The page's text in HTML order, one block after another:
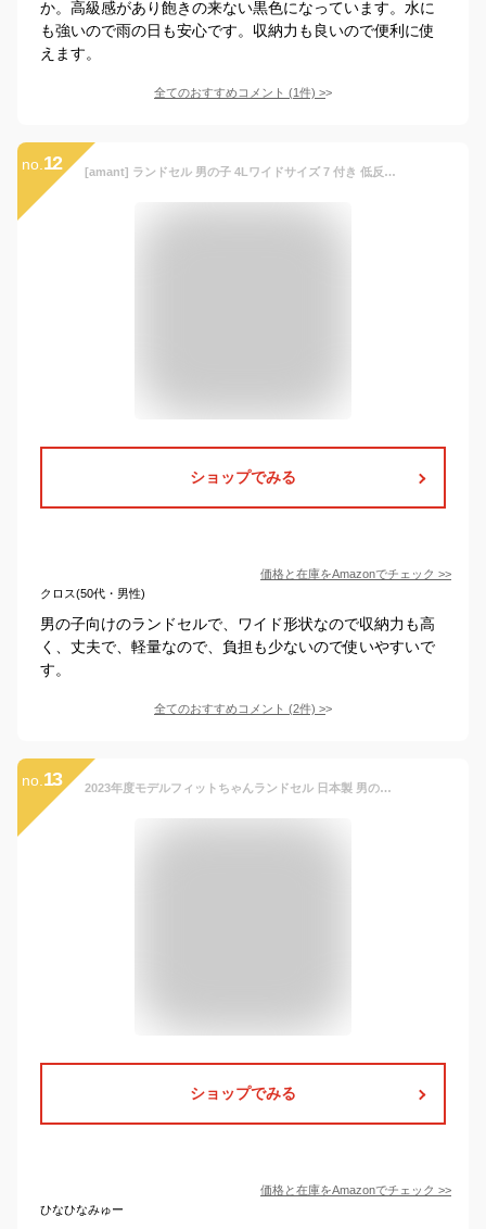
か。高級感があり飽きの来ない黒色になっています。水に
も強いので雨の日も安心です。収納力も良いので便利に使
えます。
全てのおすすめコメント (1件) >
no. 12 [amant] ランドセル 男の子 4Lワイドサイズ 7 付き 低反発クッション 60mmワイドベルト 反射 小学生 黒 青 緑 黄色 かっこいい カーボン 自動ロック ワンタッチロック A4フラットファイル対応 軽量 大容量 頑丈 丈夫 通学カバン ランドセルカバー シューズ袋 日本企画 (ブラック×イエロー)
ショップでみる
価格と在庫をAmazonでチェック >>
クロス(50代・男性)
男の子向けのランドセルで、ワイド形状なので収納力も高
く、丈夫で、軽量なので、負担も少ないので使いやすいで
す。
全てのおすすめコメント (2件) >
no. 13 2023年度モデルフィットちゃんランドセル 日本製 男の子用 オリジナルランドセル 【FINEワイド 品番：ARD-009B】6年保証付 A4フラットファイル対応 クラリーノ®タフロックNEO ネオ 傷に強い 丈夫 軽量かつ頑丈/耐傷加工/通気性/自動ロック/防水仕上げ WEB限定雨カバー(黄色) (ブラック/マリンブルー)
ショップでみる
価格と在庫をAmazonでチェック >>
ひなひなみゅー